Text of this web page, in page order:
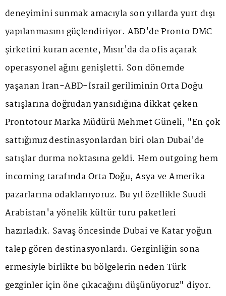
deneyimini sunmak amacıyla son yıllarda yurt dışı
yapılanmasını güçlendiriyor. ABD'de Pronto DMC
şirketini kuran acente, Mısır'da da ofis açarak
operasyonel ağını genişletti. Son dönemde
yaşanan İran-ABD-İsrail geriliminin Orta Doğu
satışlarına doğrudan yansıdığına dikkat çeken
Prontotour Marka Müdürü Mehmet Güneli, "En çok
sattığımız destinasyonlardan biri olan Dubai'de
satışlar durma noktasına geldi. Hem outgoing hem
incoming tarafında Orta Doğu, Asya ve Amerika
pazarlarına odaklanıyoruz. Bu yıl özellikle Suudi
Arabistan'a yönelik kültür turu paketleri
hazırladık. Savaş öncesinde Dubai ve Katar yoğun
talep gören destinasyonlardı. Gerginliğin sona
ermesiyle birlikte bu bölgelerin neden Türk
gezginler için öne çıkacağını düşünüyoruz" diyor.